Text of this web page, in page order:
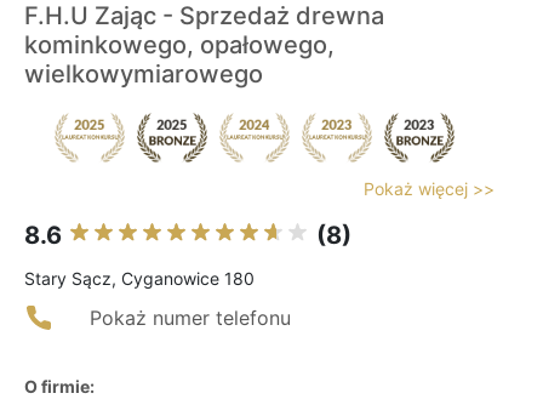
F.H.U Zając - Sprzedaż drewna
kominkowego, opałowego,
wielkowymiarowego
Pokaż więcej >>
8.6 (8)
Stary Sącz, Cyganowice 180
Pokaż numer telefonu
O firmie: